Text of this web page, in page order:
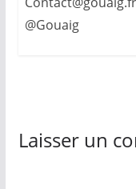
@Gouaig
Laisser un